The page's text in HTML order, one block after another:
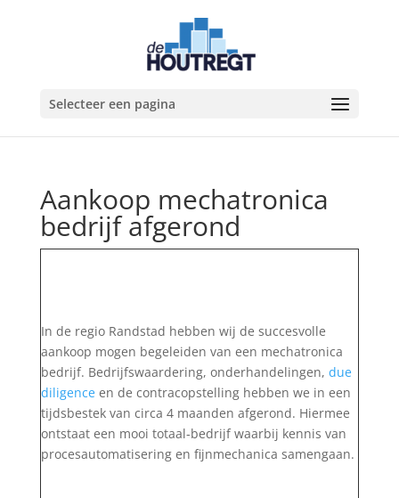
Selecteer een pagina
Aankoop mechatronica
bedrijf afgerond
In de regio Randstad hebben wij de succesvolle
aankoop mogen begeleiden van een mechatronica
bedrijf. Bedrijfswaardering, onderhandelingen, due
diligenceen de contracopstelling hebben we in een
tijdsbestek van circa 4 maanden afgerond. Hiermee
ontstaat een mooi totaal-bedrijf waarbij kennis van
procesautomatisering en fijnmechanica samengaan.